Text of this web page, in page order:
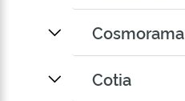
Cosmorama
Cotia